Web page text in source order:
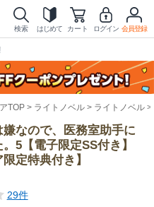
検索 はじめて カート ログイン 会員登録
TOP ライトノベル ライトノベル
嫌なので、医務室助手に
5【電子限定SS付き】
限定特典付き】
29件